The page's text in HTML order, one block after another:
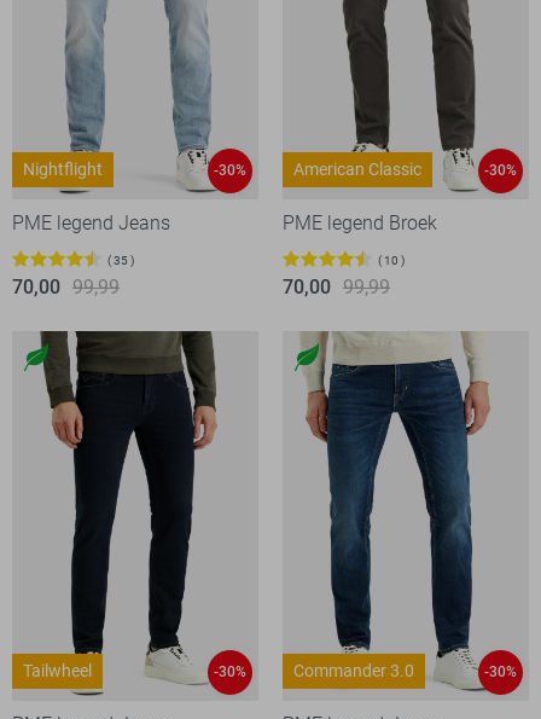
Nightflight -30%
PME legend Jeans
35
70,00 99,99
American Classic -30%
PME legend Broek
10
70,00 99,99
Tailwheel -30% Commander 3.0 -30%